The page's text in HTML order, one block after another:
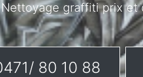
Nettoyage graffiti prix et
80 10 88